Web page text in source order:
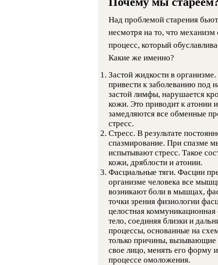
Над проблемой старения
несмотря на то, что механизм
процесс, который
Какие же именно?
Застой жидкости в
привести к заболеванию под
застой лимфы, нарушается
кожи. Это приводит к атонии
замедляются все обменные
стресс.
Стресс. В результате
спазмирование. При спазме
испытывают стресс. Такое
кожи, дряблости и атонии.
Фасциальные тяги. Фасции
организме человека все
возникают боли в мышцах,
точки зрения физиологии
целостная
тело, соединяя близки и
процессы, основанные на
только причины, вызывающие
свое лицо, менять его форму
процессе омоложения.